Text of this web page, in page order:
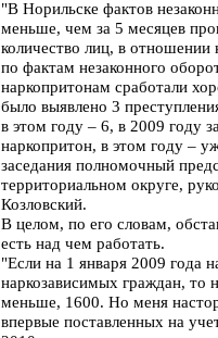
"В Норильске фактов
меньше, чем за 5 месяцев
количество лиц, в отношении
по фактам незаконного
наркопритонам сработали
было выявлено 3
в этом году – 6, в 2009 году
наркопритон, в этом году –
заседания полномочный
территориальном округе,
Козловский.
В целом, по его словам,
есть над чем работать.
"Если на 1 января 2009 года
наркозависимых граждан, то
меньше, 1600. Но меня
впервые поставленных на